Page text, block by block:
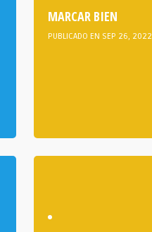
MARCAR BIEN
PUBLICADO EN SEP 26, 2022